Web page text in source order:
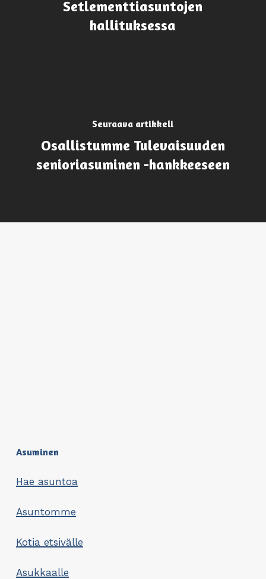
Setlementtiasuntojen
hallituksessa
Seuraava artikkeli
Osallistumme Tulevaisuuden
senioriasuminen -hankkeeseen
Asuminen
Hae asuntoa
Asuntomme
Kotia etsivälle
Asukkaalle